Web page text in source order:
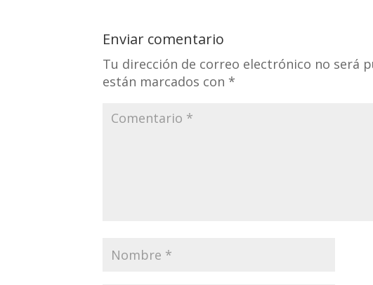
Enviar comentario
Tu dirección de correo electrónico no será
están marcados con *